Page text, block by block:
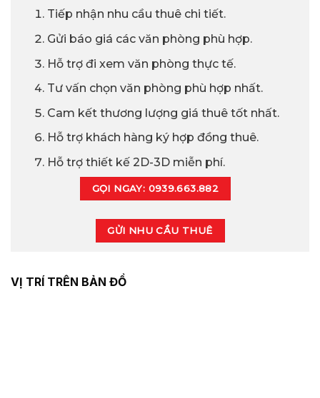
Tiếp nhận nhu cầu thuê chi tiết.
Gửi báo giá các văn phòng phù hợp.
Hỗ trợ đi xem văn phòng thực tế.
Tư vấn chọn văn phòng phù hợp nhất.
Cam kết thương lượng giá thuê tốt nhất.
Hỗ trợ khách hàng ký hợp đồng thuê.
Hỗ trợ thiết kế 2D-3D miễn phí.
GỌI NGAY: 0939.663.882
GỬI NHU CẦU THUÊ
VỊ TRÍ TRÊN BẢN ĐỒ